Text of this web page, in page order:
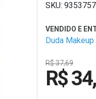
Duda Makeup
R$ 37,69
R$